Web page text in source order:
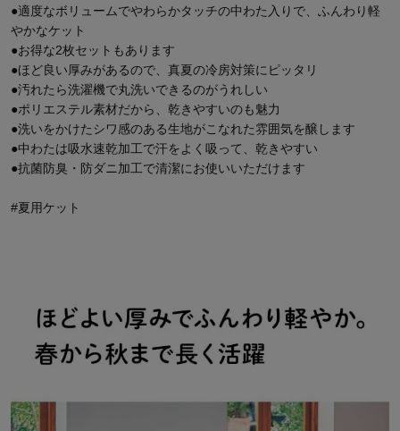
●適度なボリュームでやわらかタッチの中わた入りで、ふんわり軽
やかなケット
●お得な2枚セットもあります
●ほど良い厚みがあるので、真夏の冷房対策にピッタリ
●汚れたら洗濯機で丸洗いできるのがうれしい
●ポリエステル素材だから、乾きやすいのも魅力
●洗いをかけたシワ感のある生地がこなれた雰囲気を醸します
●中わたは吸水速乾加工で汗をよく吸って、乾きやすい
●抗菌防臭・防ダニ加工で清潔にお使いいただけます
#夏用ケット